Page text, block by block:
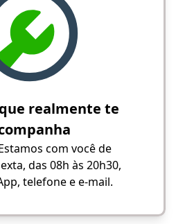
realmente te
com você de
das 08h às 20h30,
telefone e e-mail.